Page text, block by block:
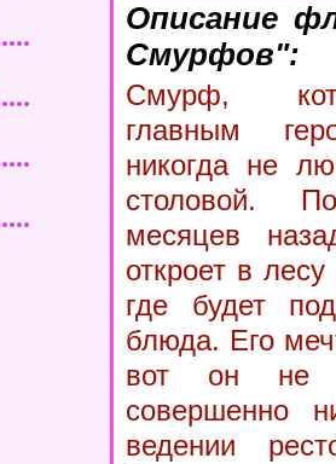
Описание
Смурфов":
Смурф,
главным
никогда не
столовой.
месяцев
откроет в
где будет
блюда. Его
вот он не
совершенно
ведении